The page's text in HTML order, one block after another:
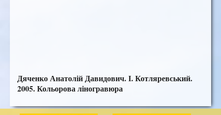
Дяченко Анатолій Давидович. І. Котляревський.
2005. Кольорова ліногравюра